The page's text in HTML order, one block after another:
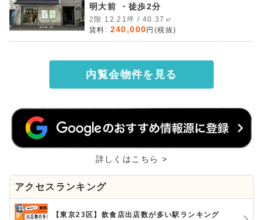
明大前 ・徒歩2分
2階 12.21坪 / 40.37㎡
賃料: 240,000 円(税抜)
内覧会物件を見る
詳しくはこちら >
アクセスランキング
【東京23区】飲食店出店数が多い駅ランキング